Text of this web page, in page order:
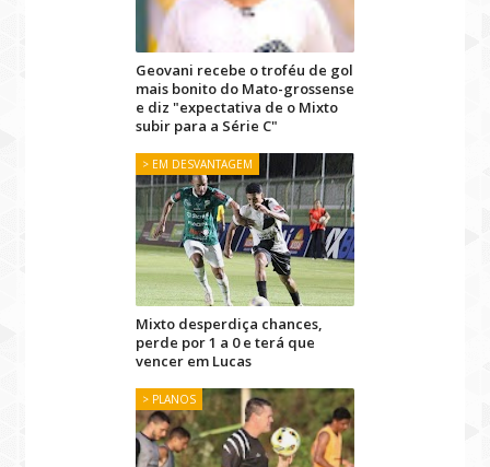
Geovani recebe o troféu de gol
mais bonito do Mato-grossense
e diz "expectativa de o Mixto
subir para a Série C"
> EM DESVANTAGEM
Mixto desperdiça chances,
perde por 1 a 0 e terá que
vencer em Lucas
> PLANOS